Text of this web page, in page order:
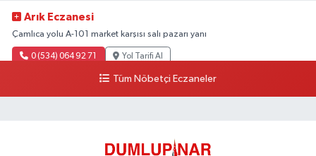
Arık Eczanesi
Çamlıca yolu A-101 market karşısı salı pazarı yanı
0 (534) 064 92 71 Yol Tarifi Al
Tüm Nöbetçi Eczaneler